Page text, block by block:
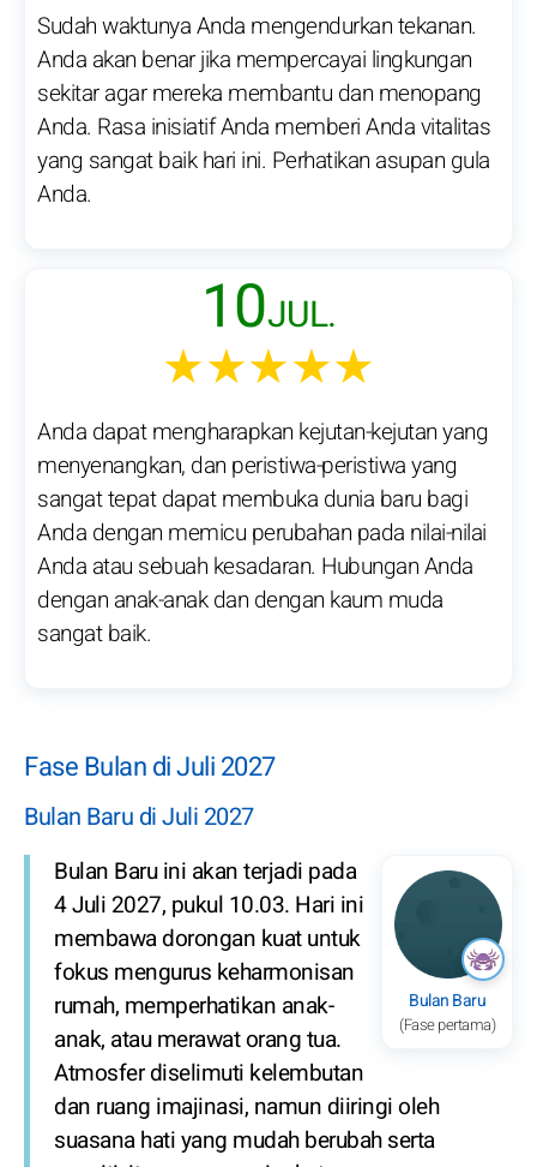
Sudah waktunya Anda mengendurkan tekanan.
Anda akan benar jika mempercayai lingkungan
sekitar agar mereka membantu dan menopang
Anda. Rasa inisiatif Anda memberi Anda vitalitas
yang sangat baik hari ini. Perhatikan asupan gula
Anda.
10JUL.
★★★★★
Anda dapat mengharapkan kejutan-kejutan yang
menyenangkan, dan peristiwa-peristiwa yang
sangat tepat dapat membuka dunia baru bagi
Anda dengan memicu perubahan pada nilai-nilai
Anda atau sebuah kesadaran. Hubungan Anda
dengan anak-anak dan dengan kaum muda
sangat baik.
Fase Bulan di Juli 2027
Bulan Baru di Juli 2027
Bulan Baru
(Fase pertama)
Bulan Baru ini akan terjadi pada
4 Juli 2027, pukul 10.03. Hari ini
membawa dorongan kuat untuk
fokus mengurus keharmonisan
rumah, memperhatikan anak-
anak, atau merawat orang tua.
Atmosfer diselimuti kelembutan
dan ruang imajinasi, namun diiringi oleh
suasana hati yang mudah berubah serta